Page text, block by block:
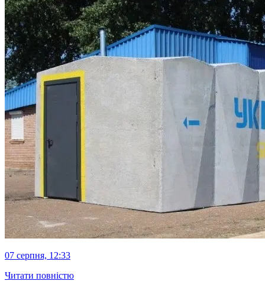
07 серпня, 12:33
Читати повністю